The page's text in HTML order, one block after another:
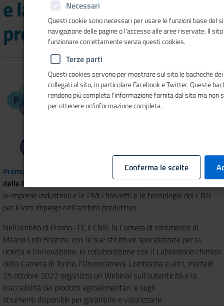
e la valorizzazione del
prodotto agroalimentare
Promo–TT Instrument è un progetto delConsiglio Nazionale
delle Ricerche - CNR
Unioncamere, per promuovere presso
le imprese industriali e le PMI i brevetti e le tecnologie del CNR
per il loro impiego nell’ambito produttivo.
Nell’ambito di Promo–TT, il CNR, la Camera di commercio di
Milano Lodi Brianza, con le sue strutture specializzate per la
ricerca e l’innovazione, in collaborazione con il Laboratorio chimico
della Camera di Torino, l'Unioncamere Lombardia e altri, martedì
25 ottobre 2022 organizza un Webinar sull’autenticità e la
tracciabilità dei prodotti agroalimentari, e sugli
strumenti disponibili per garantirle e valorizzarle.
Necessari
Questi cookie sono necessari per usare le funzioni base del
navigazione delle pagine o l'accesso alle aree riservate. Il
funzionare correttamente senza questi cookies.
Terze parti
Questi cookies servono per mostrare sul sito le bacheche
collegati al sito, in particolare Facebook e Twitter. Queste
rendono più completa l'informazione fornita dal sito ma non
per ottenere un'informazione completa.
Conferma le scelte